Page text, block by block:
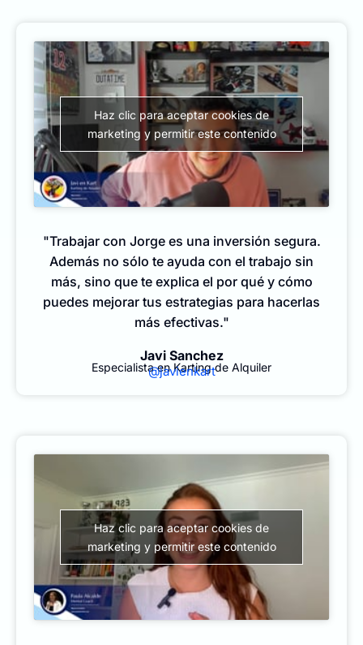
Haz clic para aceptar cookies de
marketing y permitir este contenido
"Trabajar con Jorge es una inversión segura.
Además no sólo te ayuda con el trabajo sin
más, sino que te explica el por qué y cómo
puedes mejorar tus estrategias para hacerlas
más efectivas."
Javi Sanchez
Especialista en Karting de Alquiler
@javienkart
Haz clic para aceptar cookies de
marketing y permitir este contenido